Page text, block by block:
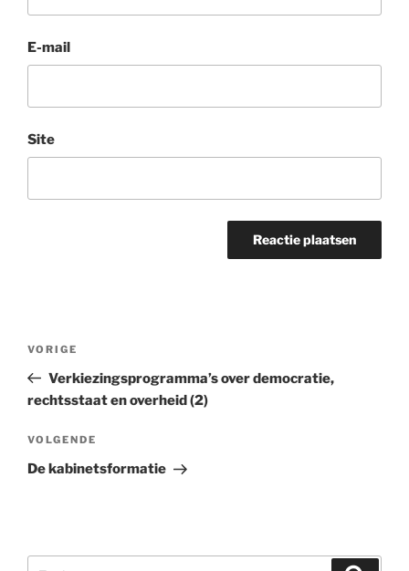
E-mail
Site
Vorig
bericht
VORIGE
Verkiezingsprogramma’s over democratie,
rechtsstaat en overheid (2)
Volgend
bericht
VOLGENDE
De kabinetsformatie